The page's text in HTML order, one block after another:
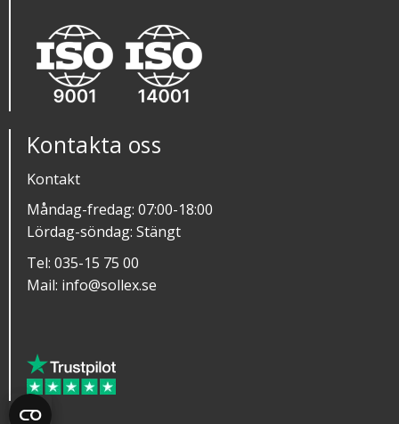
Kontakta oss
Kontakt
Måndag-fredag: 07:00-18:00
Lördag-söndag: Stängt
Tel: 035-15 75 00
Mail: info@sollex.se